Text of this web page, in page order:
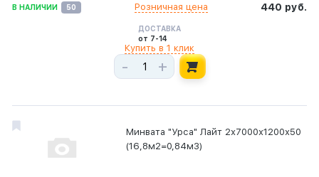
В НАЛИЧИИ 50 440 руб.
Розничная цена
ДОСТАВКА
от 7-14
- +
Купить в 1 клик
Минвата "Урса" Лайт 2х7000х1200х50
(16,8м2=0,84м3)